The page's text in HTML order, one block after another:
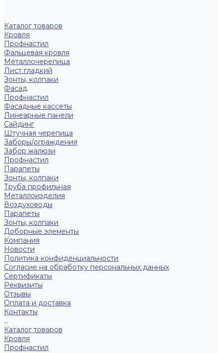
Каталог товаров
Кровля
Профнастил
Фальцевая кровля
Металлочерепица
Лист гладкий
Зонты, колпаки
Фасад
Профнастил
Фасадные кассеты
Линеарные панели
Сайдинг
Штучная черепица
Заборы/ограждения
Забор жалюзи
Профнастил
Парапеты
Зонты, колпаки
Труба профильная
Металлоизделия
Воздуховоды
Парапеты
Зонты, колпаки
Доборные элементы
Компания
Новости
Политика конфиденциальности
Согласие на обработку персональных данных
Сертификаты
Реквизиты
Отзывы
Оплата и доставка
Контакты
...
Каталог товаров
Кровля
Профнастил